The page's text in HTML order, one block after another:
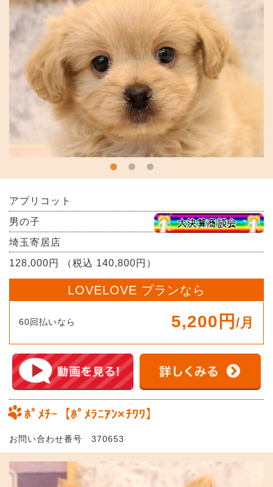
アプリコット
男の子
埼玉寄居店
128,000円 （税込 140,800円）
LOVELOVE プランなら
60回払いなら 5,200円 /月
ﾎﾟﾒﾁｰ【ﾎﾟﾒﾗﾆｱﾝ×ﾁﾜﾜ】
お問い合わせ番号 370653